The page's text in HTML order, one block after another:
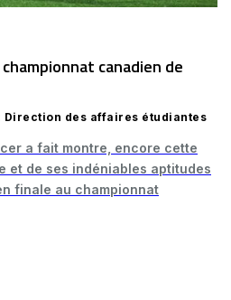
canadien de
Direction des affaires étudiantes
a fait montre, encore cette
et de ses indéniables aptitudes
finale au championnat